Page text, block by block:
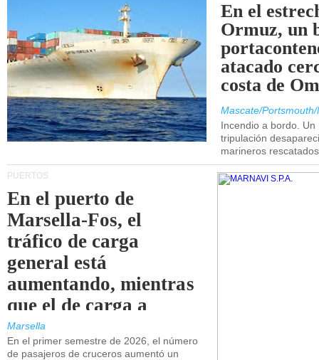
En el
Ormuz, un
atacado
costa de
Mascate/
Incendio a bordo.
tripulación
marineros
PUERTOS
En el puerto de
Marsella-Fos, el
tráfico de carga
general está
aumentando, mientras
que el de carga a
granel está
disminuyendo.
Marsella
En el primer semestre de 2026, el número
de pasajeros de cruceros aumentó un